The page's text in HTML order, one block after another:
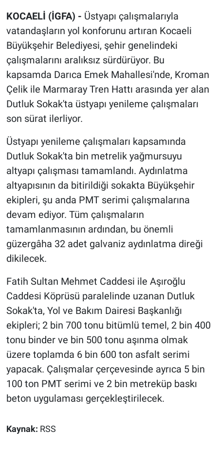
KOCAELİ (İGFA) - Üstyapı çalışmalarıyla
vatandaşların yol konforunu artıran Kocaeli
Büyükşehir Belediyesi, şehir genelindeki
çalışmalarını aralıksız sürdürüyor. Bu
kapsamda Darıca Emek Mahallesi'nde, Kroman
Çelik ile Marmaray Tren Hattı arasında yer alan
Dutluk Sokak'ta üstyapı yenileme çalışmaları
son sürat ilerliyor.
Üstyapı yenileme çalışmaları kapsamında
Dutluk Sokak'ta bin metrelik yağmursuyu
altyapı çalışması tamamlandı. Aydınlatma
altyapısının da bitirildiği sokakta Büyükşehir
ekipleri, şu anda PMT serimi çalışmalarına
devam ediyor. Tüm çalışmaların
tamamlanmasının ardından, bu önemli
güzergâha 32 adet galvaniz aydınlatma direği
dikilecek.
Fatih Sultan Mehmet Caddesi ile Aşıroğlu
Caddesi Köprüsü paralelinde uzanan Dutluk
Sokak'ta, Yol ve Bakım Dairesi Başkanlığı
ekipleri; 2 bin 700 tonu bitümlü temel, 2 bin 400
tonu binder ve bin 500 tonu aşınma olmak
üzere toplamda 6 bin 600 ton asfalt serimi
yapacak. Çalışmalar çerçevesinde ayrıca 5 bin
100 ton PMT serimi ve 2 bin metreküp baskı
beton uygulaması gerçekleştirilecek.
Kaynak: RSS